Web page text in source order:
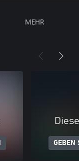
MEHR
GEBEN